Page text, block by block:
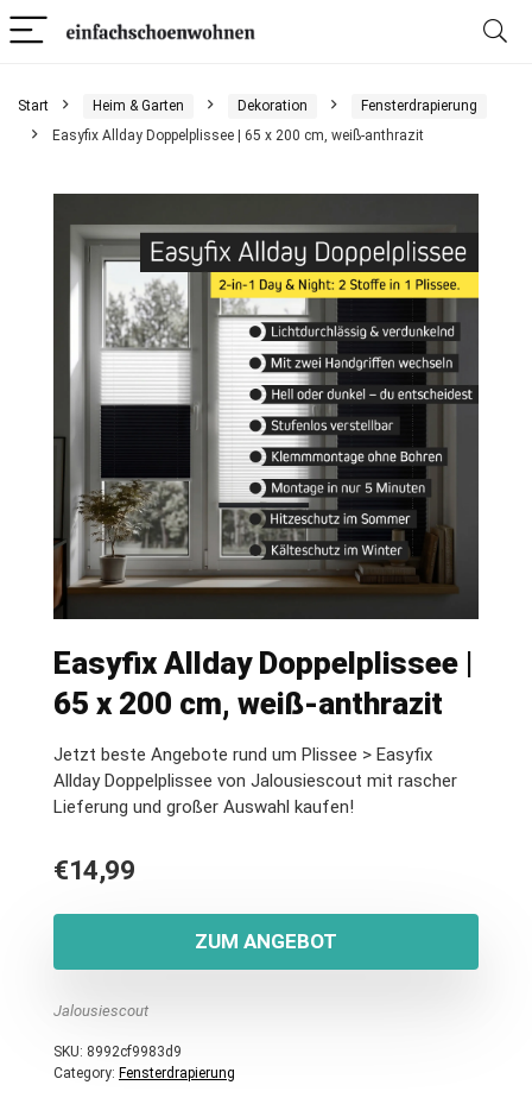
Start Heim & Garten Dekoration
Fensterdrapierung
Easyfix Allday Doppelplissee | 65 x 200 cm, weiß-anthrazit
Easyfix Allday Doppelplissee |
65 x 200 cm, weiß-anthrazit
Jetzt beste Angebote rund um Plissee > Easyfix
Allday Doppelplissee von Jalousiescout mit rascher
Lieferung und großer Auswahl kaufen!
€14,99
ZUM ANGEBOT
Jalousiescout
SKU: 8992cf9983d9
Category: Fensterdrapierung